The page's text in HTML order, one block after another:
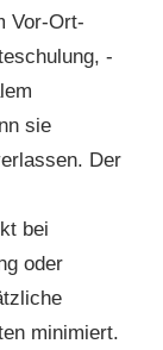
Vor-Ort-
-
sie
Der
bei
oder
minimiert.